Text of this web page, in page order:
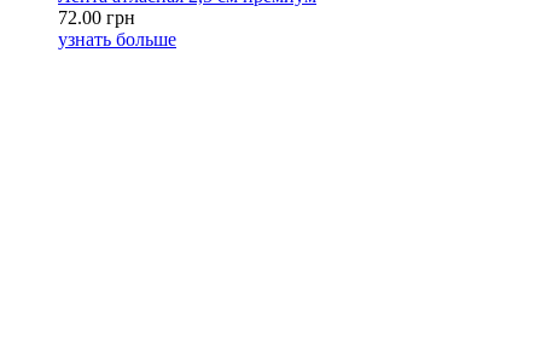
72.00 грн
узнать больше